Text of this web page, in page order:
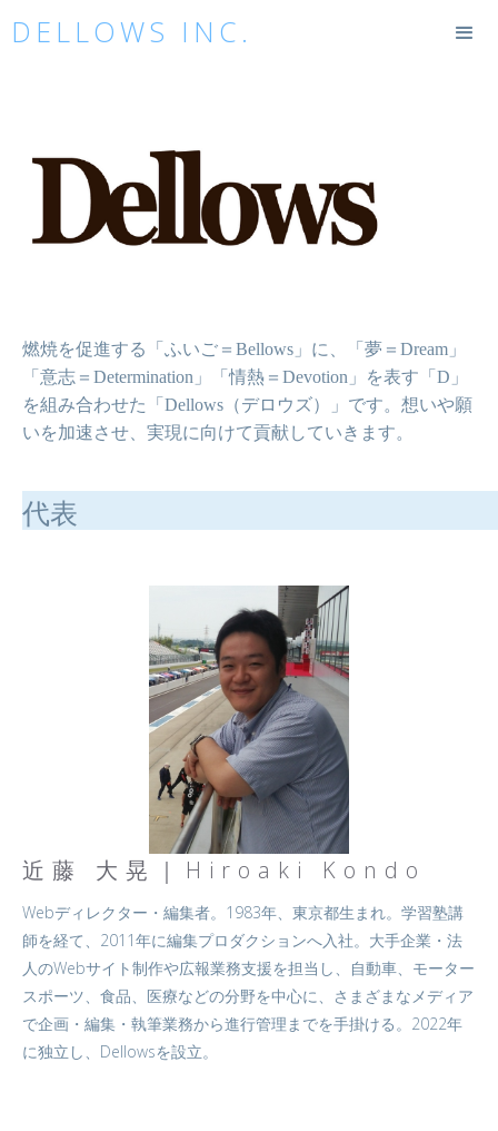
DELLOWS INC.
燃焼を促進する「ふいご＝Bellows」に、「夢＝Dream」
「意志＝Determination」「情熱＝Devotion」を表す「D」
を組み合わせた「Dellows（デロウズ）」です。想いや願
いを加速させ、実現に向けて貢献していきます。
代表
近藤 大晃｜Hiroaki Kondo
Webディレクター・編集者。1983年、東京都生まれ。学習塾講
師を経て、2011年に編集プロダクションへ入社。大手企業・法
人のWebサイト制作や広報業務支援を担当し、自動車、モーター
スポーツ、食品、医療などの分野を中心に、さまざまなメディア
で企画・編集・執筆業務から進行管理までを手掛ける。2022年
に独立し、Dellowsを設立。